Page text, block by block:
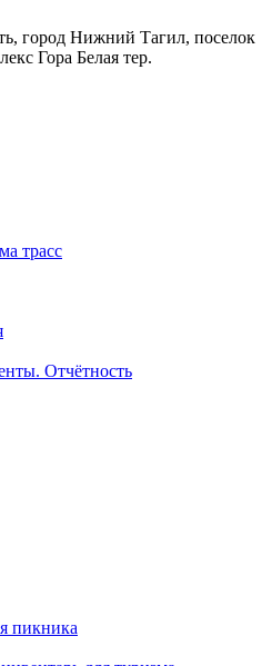
город Нижний Тагил, поселок
Гора Белая тер.
трасс
Отчётность
пикника